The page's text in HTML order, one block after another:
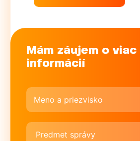
Mám záujem o viac
informácií